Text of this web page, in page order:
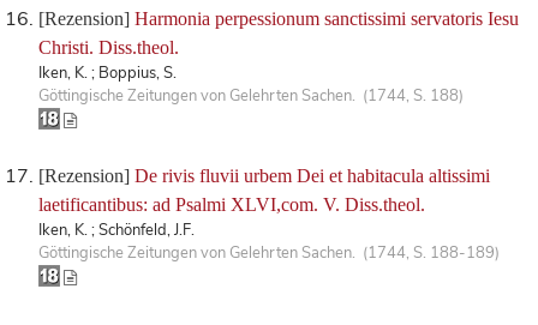
[Rezension] Harmonia perpessionum sanctissimi servatoris Iesu
Christi. Diss.theol.
Iken, K. ; Boppius, S.
Göttingische Zeitungen von Gelehrten Sachen. (1744, S. 188)
[Rezension] De rivis fluvii urbem Dei et habitacula altissimi
laetificantibus: ad Psalmi XLVI,com. V. Diss.theol.
Iken, K. ; Schönfeld, J.F.
Göttingische Zeitungen von Gelehrten Sachen. (1744, S. 188-189)